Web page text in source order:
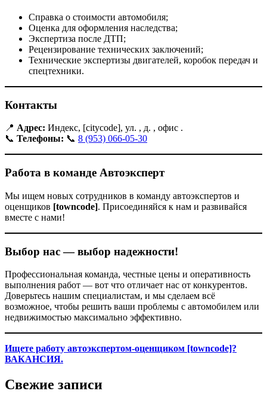
Справка о стоимости автомобиля;
Оценка для оформления наследства;
Экспертиза после ДТП;
Рецензирование технических заключений;
Технические экспертизы двигателей, коробок передач и
спецтехники.
Контакты
📍 Адрес: Индекс, [citycode], ул. , д. , офис .
📞 Телефоны: 📞 8 (953) 066-05-30
Работа в команде Автоэксперт
Мы ищем новых сотрудников в команду автоэкспертов и
оценщиков [towncode]. Присоединяйся к нам и развивайся
вместе с нами!
Выбор нас — выбор надежности!
Профессиональная команда, честные цены и оперативность
выполнения работ — вот что отличает нас от конкурентов.
Доверьтесь нашим специалистам, и мы сделаем всё
возможное, чтобы решить ваши проблемы с автомобилем или
недвижимостью максимально эффективно.
Ищете работу автоэкспертом-оценщиком [towncode]?
ВАКАНСИЯ.
Свежие записи